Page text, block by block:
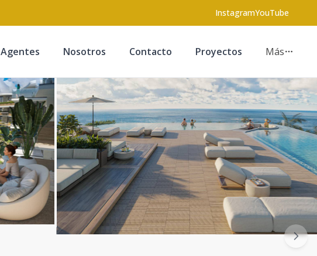
InstagramYouTube
Agentes Nosotros Contacto Proyectos Más